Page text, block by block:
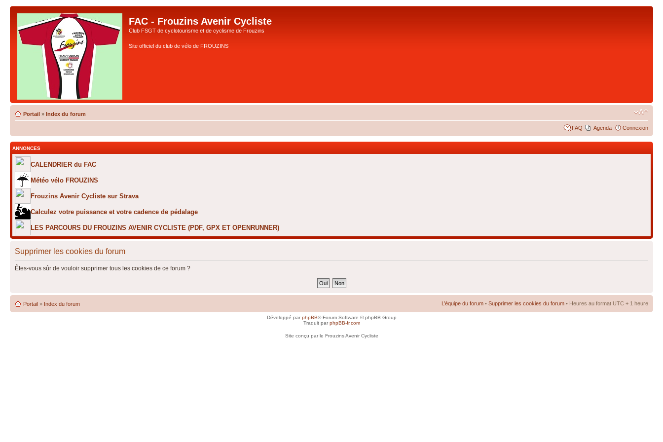
FAC - Frouzins Avenir Cycliste
Club FSGT de cyclotourisme et de cyclisme de Frouzins
Site officiel du club de vélo de FROUZINS
Portail » Index du forum
FAQ Agenda Connexion
ANNONCES
CALENDRIER du FAC
Météo vélo FROUZINS
Frouzins Avenir Cycliste sur Strava
Calculez votre puissance et votre cadence de pédalage
LES PARCOURS DU FROUZINS AVENIR CYCLISTE (PDF, GPX ET OPENRUNNER)
Supprimer les cookies du forum
Êtes-vous sûr de vouloir supprimer tous les cookies de ce forum ?
Portail » Index du forum L’équipe du forum • Supprimer les cookies du forum • Heures au format UTC + 1 heure
Développé parphpBB® Forum Software © phpBB Group
Traduit parphpBB-fr.com
Site conçu par le Frouzins Avenir Cycliste